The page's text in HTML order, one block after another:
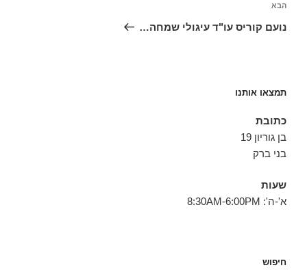
הפוסט
הבא
הבא
נועם קוריס עו"ד עיגולי שמחה…
תמצאו אותנו
כתובת
בן גוריון 19
בני ברק
שעות
א'-ה': 8:30AM-6:00PM
חיפוש